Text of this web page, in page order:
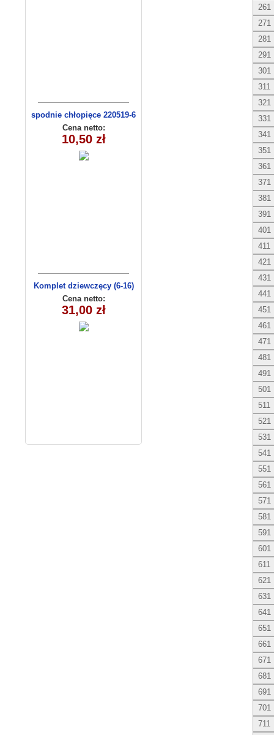
spodnie chłopięce 220519-6
(1- 4) 4 szt
Cena netto:
10,50 zł
Komplet dziewczęcy (6-16)
9634
Cena netto:
31,00 zł
261
271
281
291
301
311
321
331
341
351
361
371
381
391
401
411
421
431
441
451
461
471
481
491
501
511
521
531
541
551
561
571
581
591
601
611
621
631
641
651
661
671
681
691
701
711